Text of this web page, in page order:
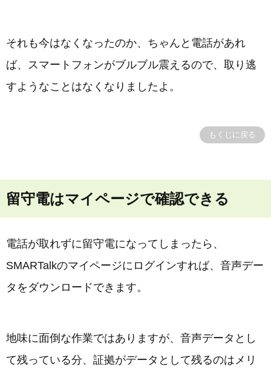
それも今はなくなったのか、ちゃんと電話があれ
ば、スマートフォンがブルブル震えるので、取り逃
すようなことはなくなりましたよ。
もくじに戻る
留守電はマイページで確認できる
電話が取れずに留守電になってしまったら、
SMARTalkのマイページにログインすれば、音声デー
タをダウンロードできます。
地味に面倒な作業ではありますが、音声データとし
て残っている分、証拠がデータとして残るのはメリ